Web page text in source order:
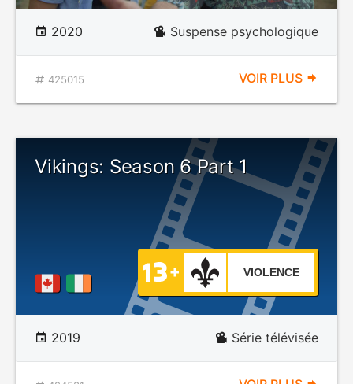
2020 Suspense psychologique
425015 VOIR PLUS
Vikings: Season 6 Part 1
VIOLENCE
2019 Série télévisée